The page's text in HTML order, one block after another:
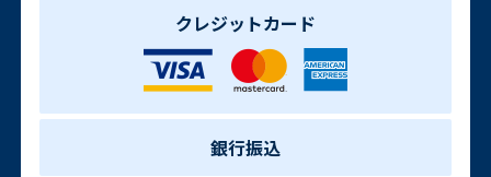
クレジットカード
銀行振込